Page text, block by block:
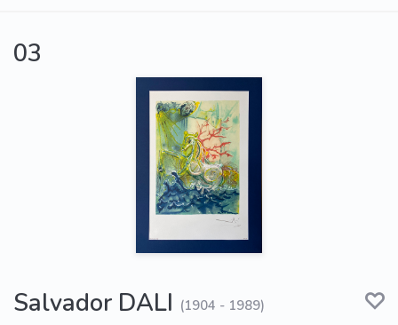
03
Salvador DALI (1904 - 1989)